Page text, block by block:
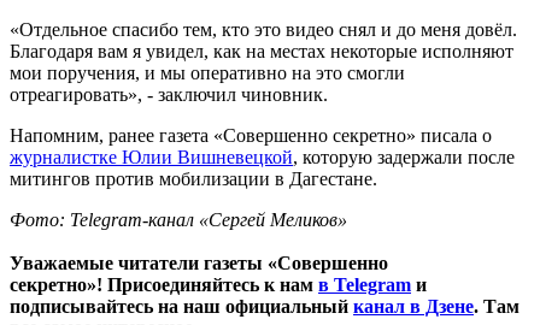
«Отдельное спасибо тем, кто это видео снял и до меня довёл.
Благодаря вам я увидел, как на местах некоторые исполняют
мои поручения, и мы оперативно на это смогли
отреагировать», - заключил чиновник.
Напомним, ранее газета «Совершенно секретно» писала о
журналистке Юлии Вишневецкой, которую задержали после
митингов против мобилизации в Дагестане.
Фото: Telegram-канал «Сергей Меликов»
Уважаемые читатели газеты «Совершенно
секретно»! Присоединяйтесь к нам в Telegram и
подписывайтесь на наш официальный канал в Дзене. Там